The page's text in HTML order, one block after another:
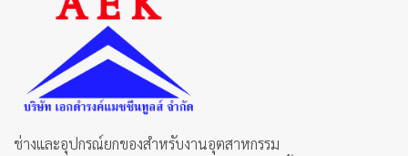
ช่างและอุปกรณ์ยกของสำหรับงานอุตสาหกรรม